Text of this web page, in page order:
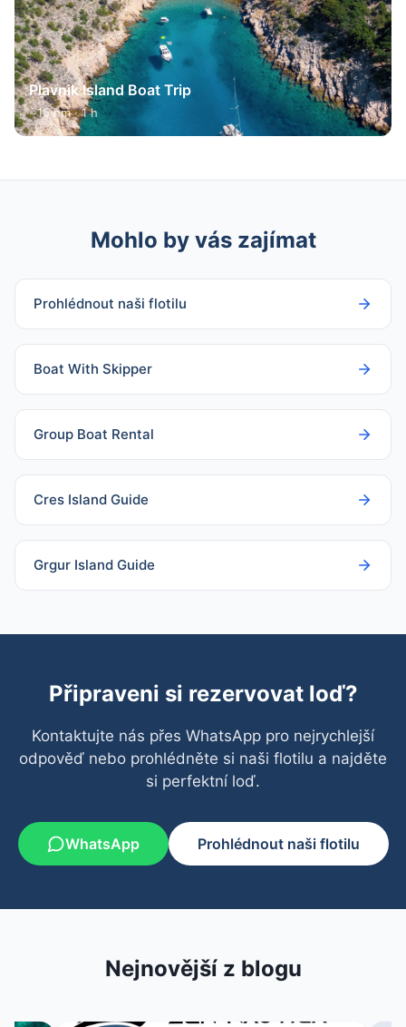
Plavnik Island Boat Trip
~15 nm · 1 h
Mohlo by vás zajímat
Prohlédnout naši flotilu
Boat With Skipper
Group Boat Rental
Cres Island Guide
Grgur Island Guide
Připraveni si rezervovat loď?
Kontaktujte nás přes WhatsApp pro nejrychlejší
odpověď nebo prohlédněte si naši flotilu a najděte
si perfektní loď.
WhatsApp Prohlédnout naši flotilu
Nejnovější z blogu